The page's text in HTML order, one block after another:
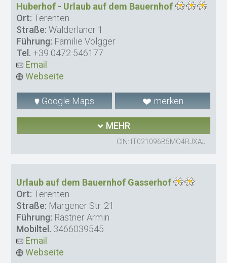
Huberhof - Urlaub auf dem Bauernhof
Ort: Terenten
Straße: Walderlaner 1
Führung: Familie Volgger
Tel. +39 0472 546177
Email
Webseite
Google Maps merken
MEHR
CIN: IT021096B5MO4RJXAJ
Urlaub auf dem Bauernhof Gasserhof
Ort: Terenten
Straße: Margener Str. 21
Führung: Rastner Armin
Mobiltel. 3466039545
Email
Webseite